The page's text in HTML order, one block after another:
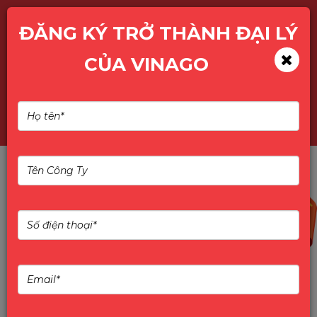
TÌM KIẾM SẢN PHẨM
10%
ĐĂNG KÝ TRỞ THÀNH ĐẠI LÝ
CỦA VINAGO